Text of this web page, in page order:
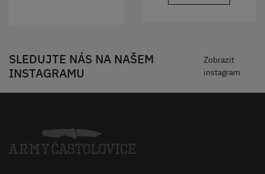
SLEDUJTE NÁS NA NAŠEM
INSTAGRAMU
Zobrazit
instagram